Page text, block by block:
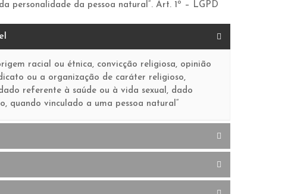
personalidade da pessoa natural“. Art. 1º – LGPD
racial ou étnica, convicção religiosa, opinião
ou a organização de caráter religioso,
referente à saúde ou à vida sexual, dado
quando vinculado a uma pessoa natural“